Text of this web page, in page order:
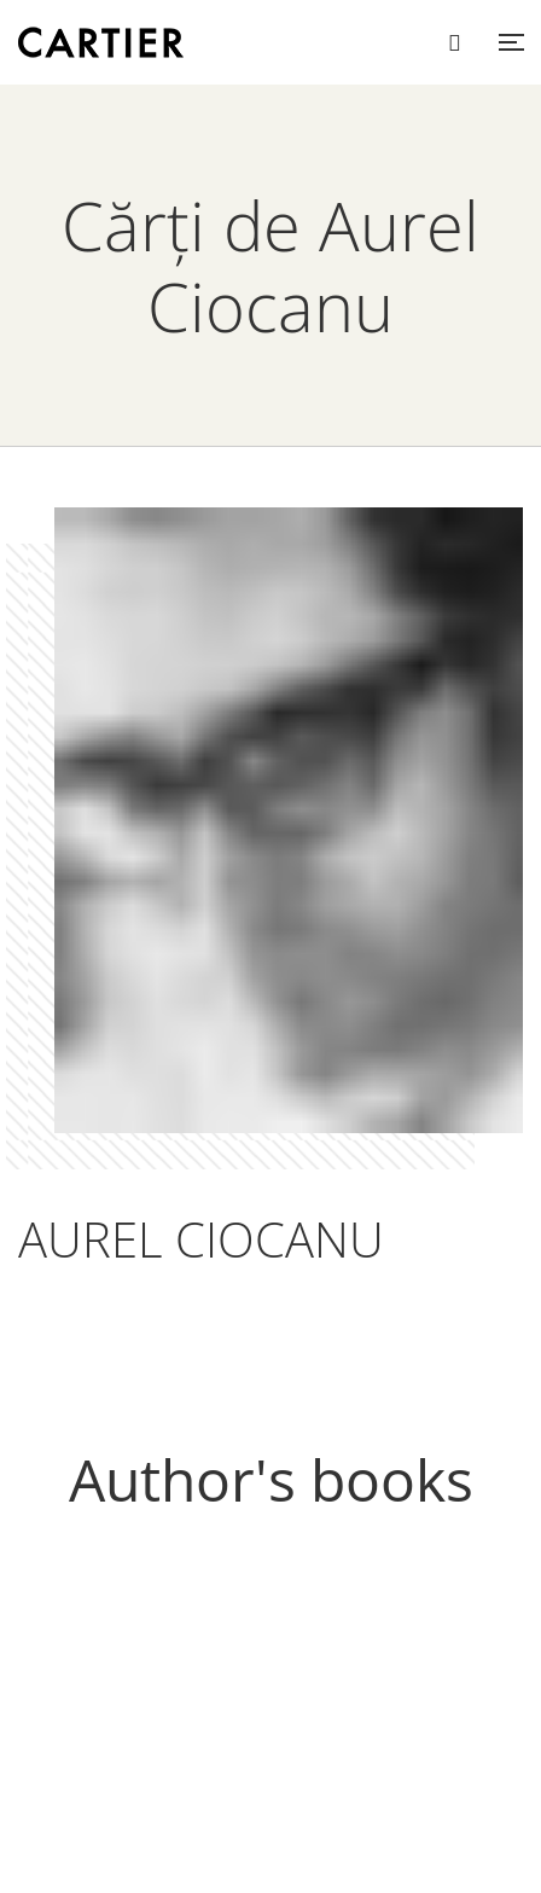
Cărți de Aurel
Ciocanu
AUREL CIOCANU
Author's books